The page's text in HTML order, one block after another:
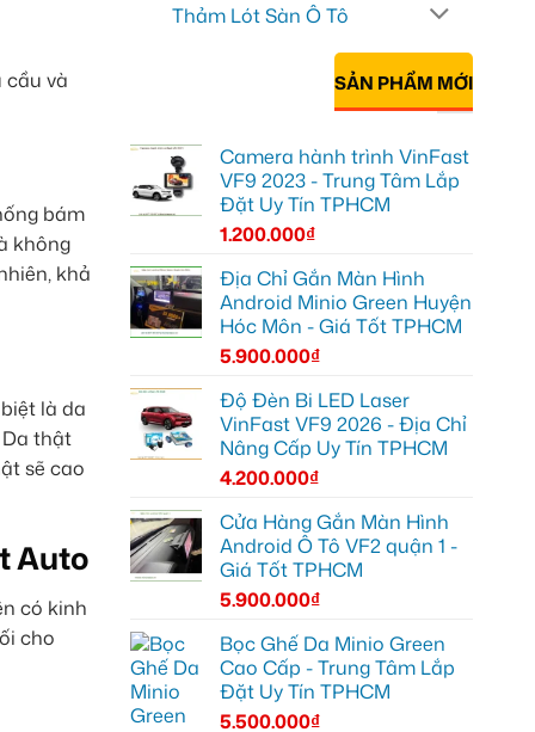
cầu và
bám
không
khả
là da
thật
sẽ cao
Auto
có kinh
cho
Thảm Lót Sàn Ô Tô
SẢN PHẨM MỚI
Camera hành trình VinFast
VF9 2023 - Trung Tâm Lắp
Đặt Uy Tín TPHCM
1.200.000₫
Địa Chỉ Gắn Màn Hình
Android Minio Green Huyện
Hóc Môn - Giá Tốt TPHCM
5.900.000₫
Độ Đèn Bi LED Laser
VinFast VF9 2026 - Địa Chỉ
Nâng Cấp Uy Tín TPHCM
4.200.000₫
Cửa Hàng Gắn Màn Hình
Android Ô Tô VF2 quận 1 -
Giá Tốt TPHCM
5.900.000₫
Bọc Ghế Da Minio Green
Cao Cấp - Trung Tâm Lắp
Đặt Uy Tín TPHCM
5.500.000₫